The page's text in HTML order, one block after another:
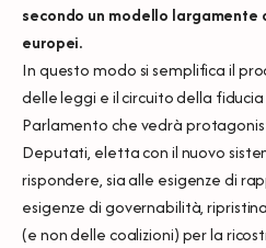
secondo un modello
europei.
In questo modo si semplifica il
delle leggi e il circuito della
Parlamento che vedrà
Deputati, eletta con il nuovo
rispondere, sia alle esigenze di
esigenze di governabilità,
(e non delle coalizioni) per la